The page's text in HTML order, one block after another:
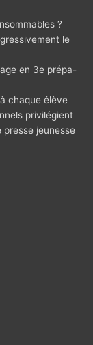
?
le
en 3e prépa-
chaque élève
privilégient
presse jeunesse